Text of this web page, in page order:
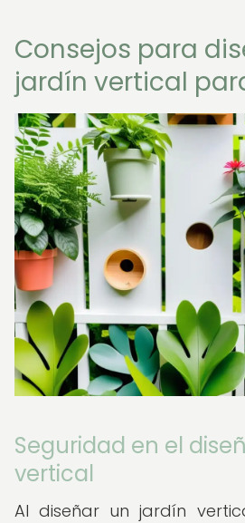
Consejos para
jardín vertical
Seguridad en el
vertical
Al diseñar un jardín